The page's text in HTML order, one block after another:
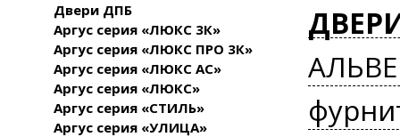
Двери ДПБ
Аргус серия «ЛЮКС 3К»
Аргус серия «ЛЮКС ПРО 3К»
Аргус серия «ЛЮКС АС»
Аргус серия «ЛЮКС»
Аргус серия «СТИЛЬ»
Аргус серия «УЛИЦА»